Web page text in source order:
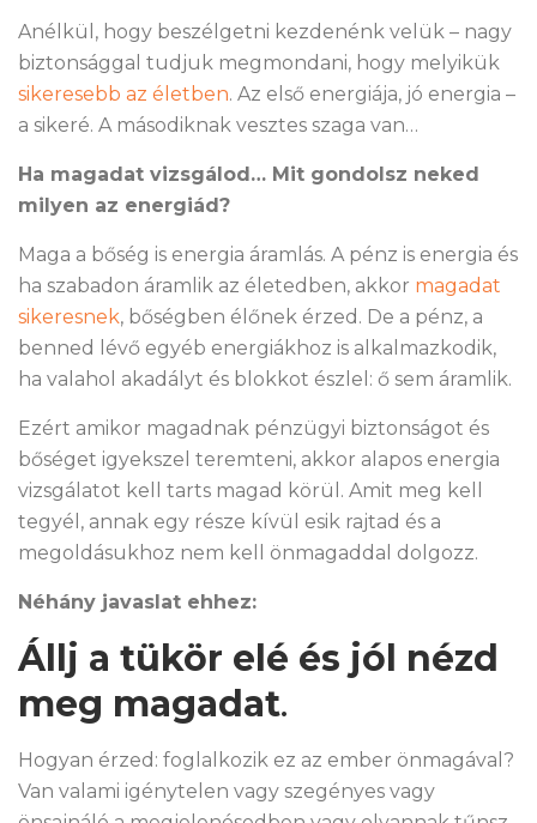
Anélkül, hogy beszélgetni kezdenénk velük – nagy
biztonsággal tudjuk megmondani, hogy melyikük
sikeresebb az életben. Az első energiája, jó energia –
a sikeré. A másodiknak vesztes szaga van…
Ha magadat vizsgálod… Mit gondolsz neked
milyen az energiád?
Maga a bőség is energia áramlás. A pénz is energia és
ha szabadon áramlik az életedben, akkor magadat
sikeresnek, bőségben élőnek érzed. De a pénz, a
benned lévő egyéb energiákhoz is alkalmazkodik,
ha valahol akadályt és blokkot észlel: ő sem áramlik.
Ezért amikor magadnak pénzügyi biztonságot és
bőséget igyekszel teremteni, akkor alapos energia
vizsgálatot kell tarts magad körül. Amit meg kell
tegyél, annak egy része kívül esik rajtad és a
megoldásukhoz nem kell önmagaddal dolgozz.
Néhány javaslat ehhez:
Állj a tükör elé és jól nézd
meg magadat.
Hogyan érzed: foglalkozik ez az ember önmagával?
Van valami igénytelen vagy szegényes vagy